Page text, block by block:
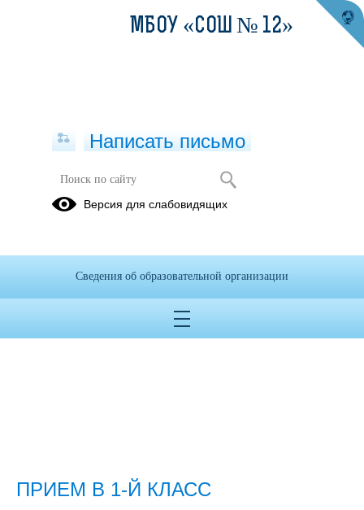
ПРИЕМ В 1-Й КЛАСС
МБОУ «СОШ № 12»
Написать письмо
Версия для слабовидящих
Сведения об образовательной организации